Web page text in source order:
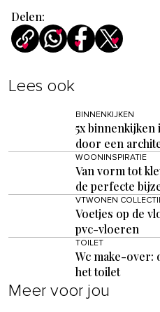
Delen:
Lees ook
BINNENKIJKEN
5x
door een
WOONINSPIRATIE
Van vorm tot
de perfecte
VTWONEN
Voetjes op de
pvc-vloeren
TOILET
Wc make-over:
het toilet
Meer voor jou